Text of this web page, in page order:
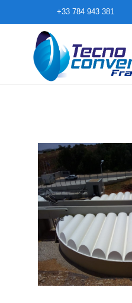
+33 784 943 381